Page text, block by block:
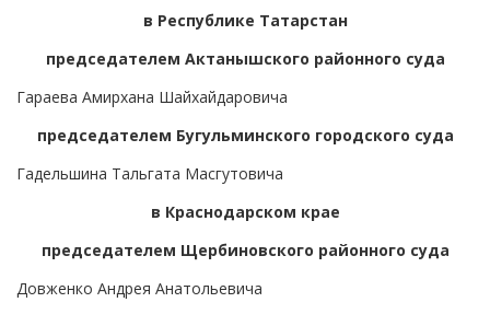
в Республике Татарстан
председателем Актанышского районного суда
Гараева Амирхана Шайхайдаровича
председателем Бугульминского городского суда
Гадельшина Тальгата Масгутовича
в Краснодарском крае
председателем Щербиновского районного суда
Довженко Андрея Анатольевича